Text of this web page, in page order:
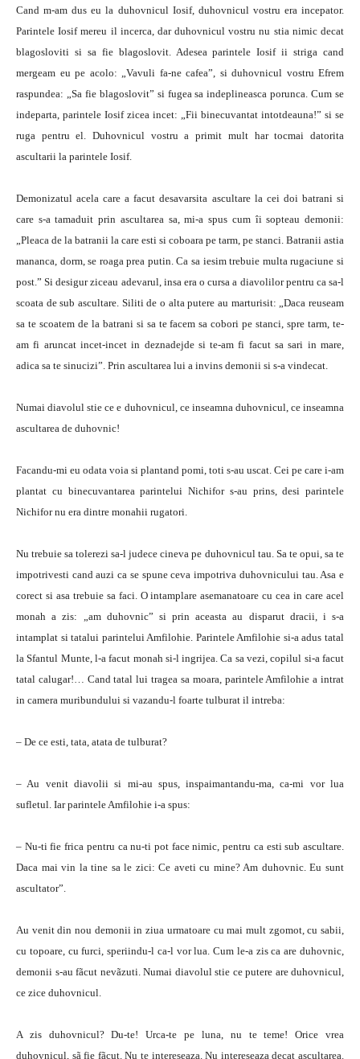
Cand m-am dus eu la duhovnicul Iosif, duhovnicul vostru era incepator.
Parintele Iosif mereu il incerca, dar duhovnicul vostru nu stia nimic decat
blagosloviti si sa fie blagoslovit. Adesea parintele Iosif ii striga cand
mergeam eu pe acolo: „Vavuli fa-ne cafea”, si duhovnicul vostru Efrem
raspundea: „Sa fie blagoslovit” si fugea sa indeplineasca porunca. Cum se
indeparta, parintele Iosif zicea incet: „Fii binecuvantat intotdeauna!” si se
ruga pentru el. Duhovnicul vostru a primit mult har tocmai datorita
ascultarii la parintele Iosif.
Demonizatul acela care a facut desavarsita ascultare la cei doi batrani si
care s-a tamaduit prin ascultarea sa, mi-a spus cum îi sopteau demonii:
„Pleaca de la batranii la care esti si coboara pe tarm, pe stanci. Batranii astia
mananca, dorm, se roaga prea putin. Ca sa iesim trebuie multa rugaciune si
post.” Si desigur ziceau adevarul, insa era o cursa a diavolilor pentru ca sa-l
scoata de sub ascultare. Siliti de o alta putere au marturisit: „Daca reuseam
sa te scoatem de la batrani si sa te facem sa cobori pe stanci, spre tarm, te-
am fi aruncat incet-incet in deznadejde si te-am fi facut sa sari in mare,
adica sa te sinucizi”. Prin ascultarea lui a invins demonii si s-a vindecat.
Numai diavolul stie ce e duhovnicul, ce inseamna duhovnicul, ce inseamna
ascultarea de duhovnic!
Facandu-mi eu odata voia si plantand pomi, toti s-au uscat. Cei pe care i-am
plantat cu binecuvantarea parintelui Nichifor s-au prins, desi parintele
Nichifor nu era dintre monahii rugatori.
Nu trebuie sa tolerezi sa-l judece cineva pe duhovnicul tau. Sa te opui, sa te
impotrivesti cand auzi ca se spune ceva impotriva duhovnicului tau. Asa e
corect si asa trebuie sa faci. O intamplare asemanatoare cu cea in care acel
monah a zis: „am duhovnic” si prin aceasta au disparut dracii, i s-a
intamplat si tatalui parintelui Amfilohie. Parintele Amfilohie si-a adus tatal
la Sfantul Munte, l-a facut monah si-l ingrijea. Ca sa vezi, copilul si-a facut
tatal calugar!… Cand tatal lui tragea sa moara, parintele Amfilohie a intrat
in camera muribundului si vazandu-l foarte tulburat il intreba:
– De ce esti, tata, atata de tulburat?
– Au venit diavolii si mi-au spus, inspaimantandu-ma, ca-mi vor lua
sufletul. Iar parintele Amfilohie i-a spus:
– Nu-ti fie frica pentru ca nu-ti pot face nimic, pentru ca esti sub ascultare.
Daca mai vin la tine sa le zici: Ce aveti cu mine? Am duhovnic. Eu sunt
ascultator”.
Au venit din nou demonii in ziua urmatoare cu mai mult zgomot, cu sabii,
cu topoare, cu furci, speriindu-l ca-l vor lua. Cum le-a zis ca are duhovnic,
demonii s-au fãcut nevãzuti. Numai diavolul stie ce putere are duhovnicul,
ce zice duhovnicul.
A zis duhovnicul? Du-te! Urca-te pe luna, nu te teme! Orice vrea
duhovnicul, sã fie fãcut. Nu te intereseaza. Nu intereseaza decat ascultarea.